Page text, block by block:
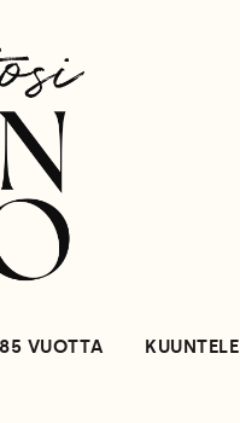
VUOTTA KUUNTELE